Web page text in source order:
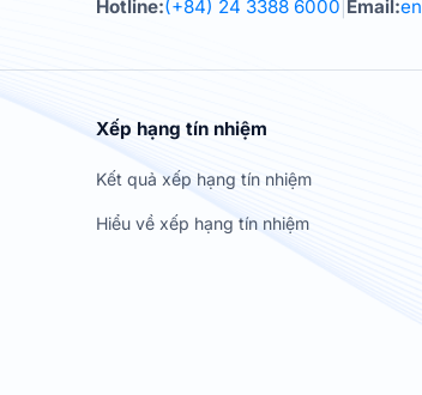
Hotline:(+84) 24 3388 6000 Email:
Xếp hạng tín nhiệm
Kết quả xếp hạng tín nhiệm
Hiểu về xếp hạng tín nhiệm